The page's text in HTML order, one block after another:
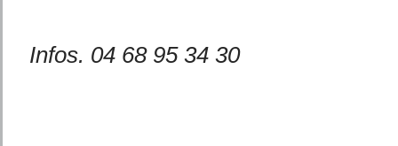
Infos. 04 68 95 34 30